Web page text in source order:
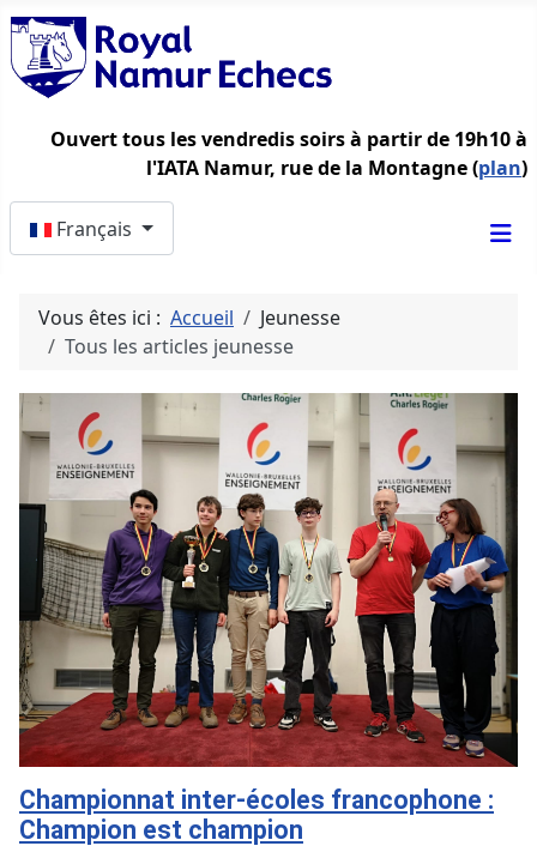
Ouvert tous les vendredis soirs à partir de 19h10 à
l'IATA Namur, rue de la Montagne (plan)
Français
Vous êtes ici : Accueil
Jeunesse
Tous les articles jeunesse
Championnat inter-écoles francophone :
Champion est champion